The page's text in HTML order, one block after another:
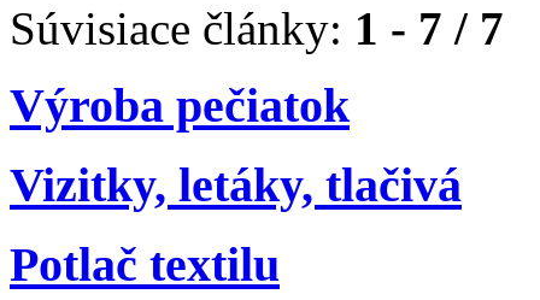
Súvisiace články: 1 - 7 / 7
Výroba pečiatok
Vizitky, letáky, tlačivá
Potlač textilu